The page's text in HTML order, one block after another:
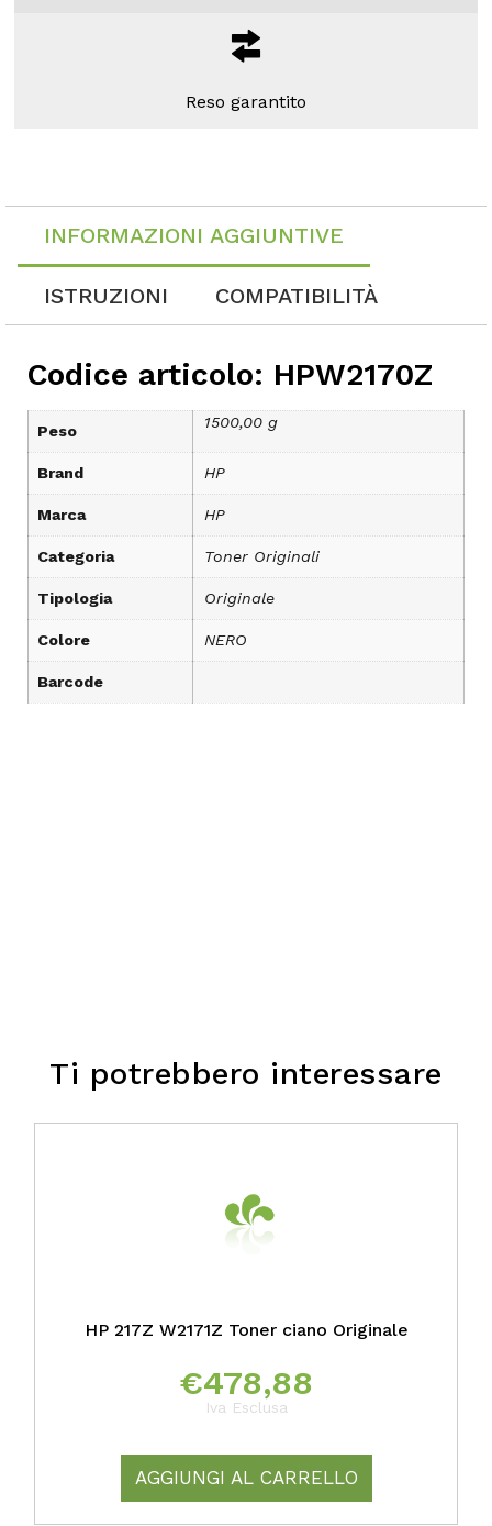
Reso garantito
INFORMAZIONI AGGIUNTIVE
ISTRUZIONI COMPATIBILITÀ
Codice articolo: HPW2170Z
Peso 1500,00 g
Brand HP
Marca HP
Categoria Toner Originali
Tipologia Originale
Colore NERO
Barcode
Ti potrebbero interessare
HP 217Z W2171Z Toner ciano Originale
€478,88
Iva Esclusa
AGGIUNGI AL CARRELLO